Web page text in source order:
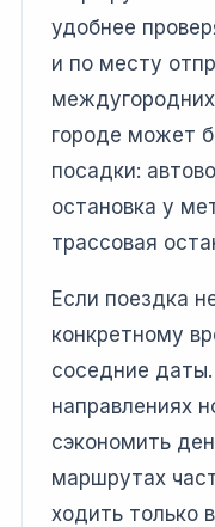
удобнее
и по месту
городе может
посадки:
остановка у
трассовая
Если поездка
конкретному
соседние
направлениях
сэкономить
маршрутах
ходить только